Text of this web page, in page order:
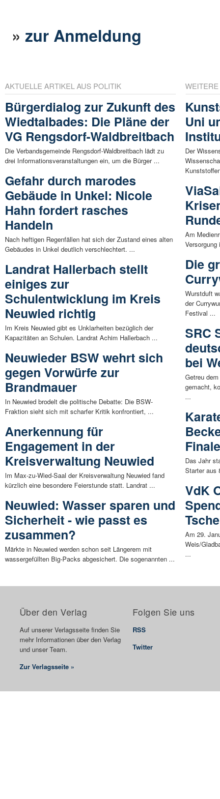
»zur Anmeldung
AKTUELLE ARTIKEL AUS POLITIK
Bürgerdialog zur Zukunft des
Wiedtalbades: Die Pläne der
VG Rengsdorf-Waldbreitbach
Die Verbandsgemeinde Rengsdorf-Waldbreitbach lädt zu
drei Informationsveranstaltungen ein, um die Bürger ...
Gefahr durch marodes
Gebäude in Unkel: Nicole
Hahn fordert rasches
Handeln
Nach heftigen Regenfällen hat sich der Zustand eines alten
Gebäudes in Unkel deutlich verschlechtert. ...
Landrat Hallerbach stellt
einiges zur
Schulentwicklung im Kreis
Neuwied richtig
Im Kreis Neuwied gibt es Unklarheiten bezüglich der
Kapazitäten an Schulen. Landrat Achim Hallerbach ...
Neuwieder BSW wehrt sich
gegen Vorwürfe zur
Brandmauer
In Neuwied brodelt die politische Debatte: Die BSW-
Fraktion sieht sich mit scharfer Kritik konfrontiert, ...
Anerkennung für
Engagement in der
Kreisverwaltung Neuwied
Im Max-zu-Wied-Saal der Kreisverwaltung Neuwied fand
kürzlich eine besondere Feierstunde statt. Landrat ...
Neuwied: Wasser sparen und
Sicherheit - wie passt es
zusammen?
Märkte in Neuwied werden schon seit Längerem mit
wassergefüllten Big-Packs abgesichert. Die sogenannten ...
Uni
Der
Am
Die
Wurstduft
der
Festival ...
SRC
bei
Getreu
gemacht,
...
Das Jahr
Starter aus
VdK
Am 29.
Weis/
...
Über den Verlag
Auf unserer Verlagsseite finden Sie
mehr Informationen über den Verlag
und unser Team.
Zur Verlagsseite »
Folgen Sie uns
RSS
Twitter